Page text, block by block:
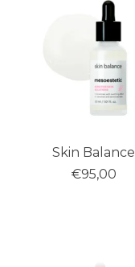
Skin Balance
€95,00